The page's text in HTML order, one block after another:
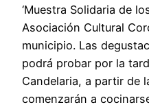
‘Muestra Solidaria de
Asociación Cultural
municipio. Las
podrá probar por la
Candelaria, a partir de
comenzarán a